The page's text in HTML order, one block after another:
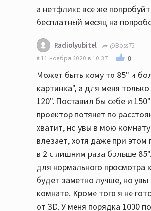
а нетфликс все же
бесплатный месяц на
Radiolyubitel
@Boss75
11 ноября 2020 в 10:37
0
Может быть кому то 85" и
картинка", а для меня
120". Поставил бы себе и
проектор потянет по
хватит, но увы в мою
влезает, хотя даже при этом
в 2 с лишним раза больше
для нормального просмотра
будет заметно лучше, но увы
комнате. Кроме того я не
от 3D. У меня порядка 1000